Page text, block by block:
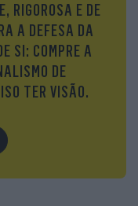
RIGOROSA E DE
A DEFESA DA
SI: COMPRE A
DE
TER VISÃO.